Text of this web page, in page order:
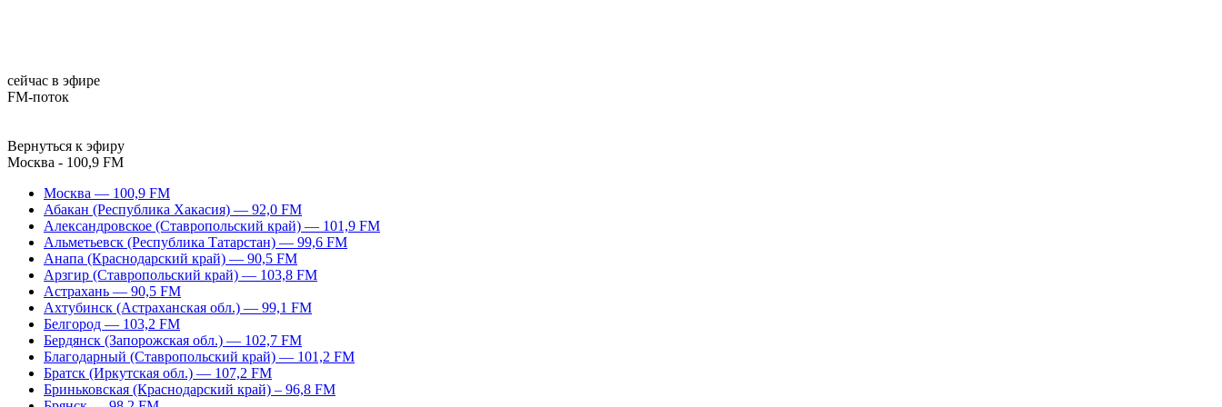
сейчас в эфире
FM-поток
Вернуться к эфиру
Москва - 100,9 FM
Москва — 100,9 FM
Абакан (Республика Хакасия) — 92,0 FM
Александровское (Ставропольский край) — 101,9 FM
Альметьевск (Республика Татарстан) — 99,6 FM
Анапа (Краснодарский край) — 90,5 FM
Арзгир (Ставропольский край) — 103,8 FM
Астрахань — 90,5 FM
Ахтубинск (Астраханская обл.) — 99,1 FM
Белгород — 103,2 FM
Бердянск (Запорожская обл.) — 102,7 FM
Благодарный (Ставропольский край) — 101,2 FM
Братск (Иркутская обл.) — 107,2 FM
Бриньковская (Краснодарский край) – 96,8 FM